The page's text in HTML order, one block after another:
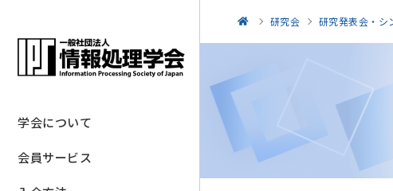
学会について
会員サービス
研究会 研究発表会・シ